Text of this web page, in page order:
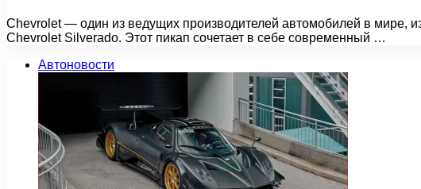
Chevrolet — один из ведущих производителей автомобилей в
Chevrolet Silverado. Этот пикап сочетает в себе современный …
Автоновости